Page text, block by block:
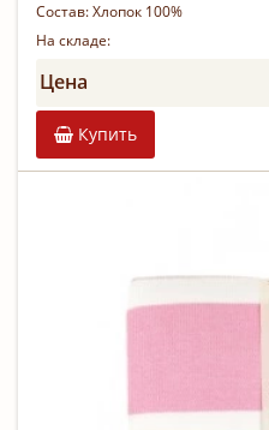
Состав:Хлопок 100%
На складе:
Цена
Купить